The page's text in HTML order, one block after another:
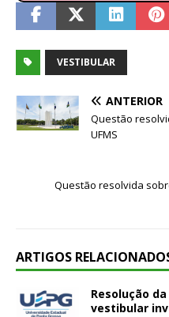
VESTIBULAR
ANTERIOR
Questão
UFMS
Questão resolvida
ARTIGOS
Resolução
vestibular